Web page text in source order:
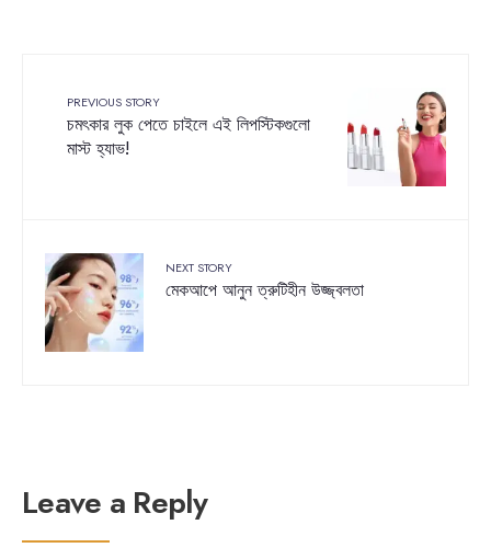
PREVIOUS STORY
চমৎকার লুক পেতে চাইলে এই লিপস্টিকগুলো
মাস্ট হ্যাভ!
NEXT STORY
মেকআপে আনুন ত্রুটিহীন উজ্জ্বলতা
Leave a Reply